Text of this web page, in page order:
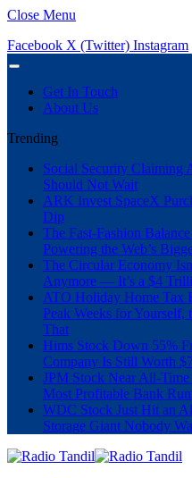
Close Menu
Facebook X (Twitter) Instagram
Get In Touch
About Us
Trending
Social Security Claiming
Should Not Wait
ARK Invest SpaceX
Dip
The Fast-Fashion
Powering the Web’s
The Circular Economy
Anymore — It’s a $4
ATO Holiday Home Tax
Peak Weeks for Yourself,
That
Hims Stock Down 55%
Company Is Still Worth
JPM Stock Near All-
Most Profitable Bank
WDC Stock Just Hit an
Storage Giant Nobody